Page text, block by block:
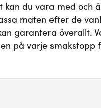
kan du vara med och
maten efter de
garantera överallt.
på varje